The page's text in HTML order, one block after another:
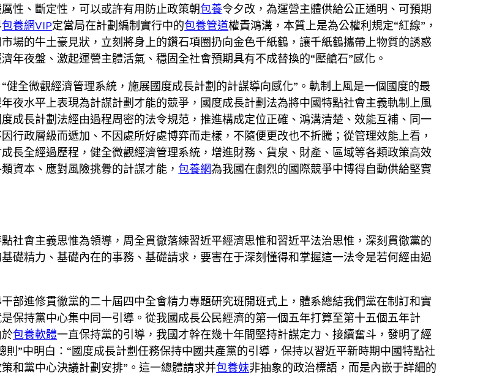
性、斷定性，可以或許有用防止政策朝包養令夕改，為運營主體供給公正通明、可預期
包養網VIP定當局在計劃編制實行中的包養管道權責鴻溝，本質上是為公權利規定“紅線”，
場的牛土豪見狀，立刻將身上的鑽石項圈扔向金色千紙鶴，讓千紙鶴攜帶上物質的誘惑
年夜盤、激起運營主體活氣、穩固全社會預期具有不成替換的“壓艙石”感化。
全微觀經濟管理系統，施展國度成長計劃的計謀導向感化”。軌制上風是一個國度的最
夜水平上表現為計謀計劃才能的競爭，國度成長計劃法為將中國特點社會主義軌制上風
成長計劃法經由過程周密的法令規范，推進構成定位正確、鴻溝清楚、效能互補、同一
行政層級而遞加、不因處所好處博弈而走樣，不隨便更改也不折騰；從管理效能上看，
長全經過歷程，健全微觀經濟管理系統，增進財務、貨泉、財產、區域等各類政策高效
資本、應對風險挑釁的計謀才能，包養網為我國在劇烈的國際競爭中博得自動供給堅實
社會主義思惟為領導，周全貫徹落練習近平經濟思惟和習近平法治思惟，深刻貫徹黨的
礎精力、基礎內在的事務、基礎請求，要害在于深刻懂得和掌握這一法令是若何經由過
部進修貫徹黨的二十屆四中全會精力專題研究班開班式上，體系總結我們黨在制訂和實
保持黨中心集中同一引導。從我國成長公民經濟的第一個五年打算至第十五個五年計
包養軟體一直保持黨的引導，我國才幹在幾十年間堅持計謀定力、接續奮斗，發明了經
”中明白：“國度成長計劃任務保持中國共產黨的引導，保持以習近平新時期中國特點社
和黨中心決議計劃安排”。這一總體請求并包養妹非抽象的政治標語，而是內嵌于詳細的